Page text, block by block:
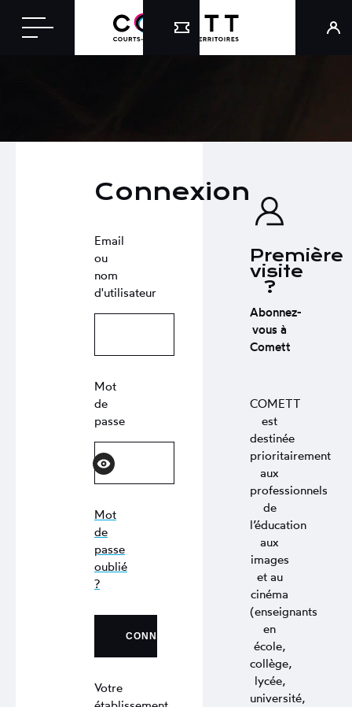
Connexion
Email
ou
nom
d'utilisateur
Mot
de
passe
Mot
de
passe
oublié
?
Votre
Première
visite
?
Abonnez-
vous à
Comett
COMETT
est
destinée
prioritairement
aux
professionnels
de
l’éducation
aux
images
et au
cinéma
(enseignants
en
école,
collège,
lycée,
université,